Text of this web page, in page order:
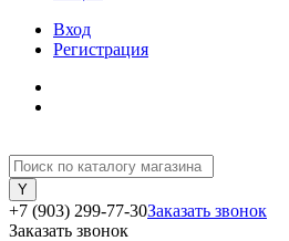
Вход
Регистрация
+7 (903) 299-77-30Заказать звонок
Заказать звонок